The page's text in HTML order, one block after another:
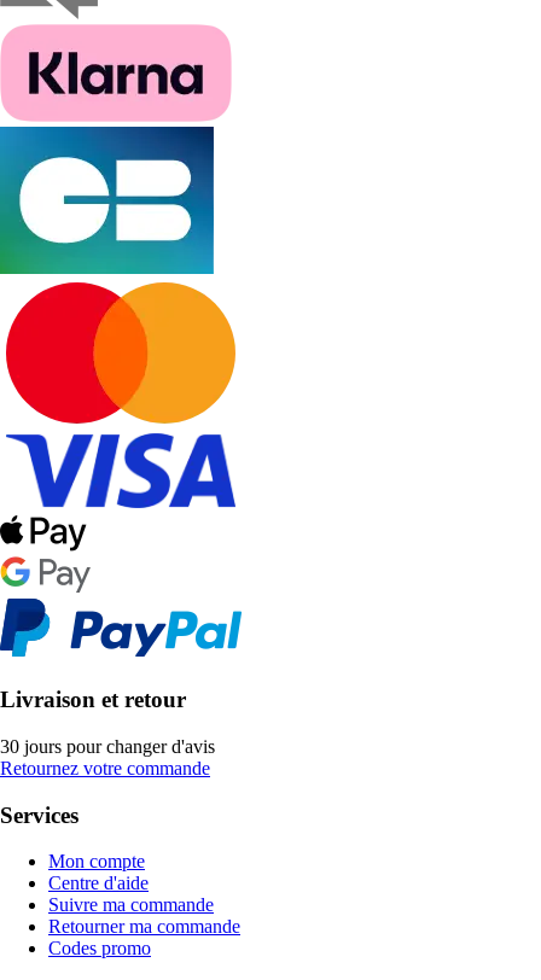
Livraison et retour
30 jours pour changer d'avis
Retournez votre commande
Services
Mon compte
Centre d'aide
Suivre ma commande
Retourner ma commande
Codes promo